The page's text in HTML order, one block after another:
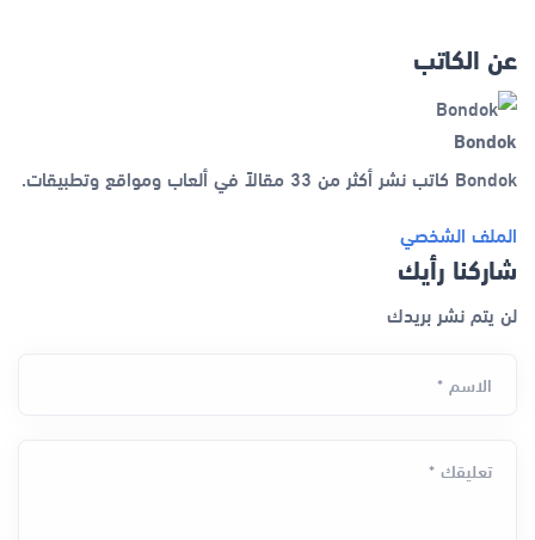
عن الكاتب
Bondok
Bondok كاتب نشر أكثر من 33 مقالاً في ألعاب ومواقع وتطبيقات.
الملف الشخصي
شاركنا رأيك
لن يتم نشر بريدك
الاسم *
تعليقك *